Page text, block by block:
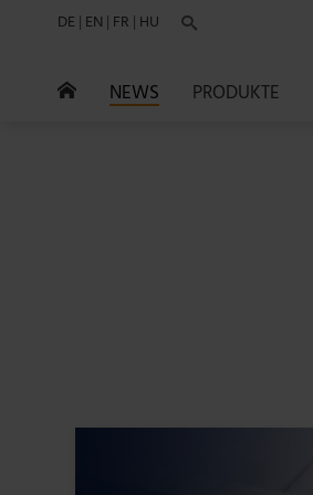
DE | EN | FR | HU 
 NEWS PRODUKTE